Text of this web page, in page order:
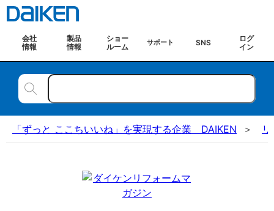
会社
情報
製品
情報
ショー
ルーム
サポート SNS
ログ
イン
「ずっと ここちいいね」を実現する企業 DAIKEN